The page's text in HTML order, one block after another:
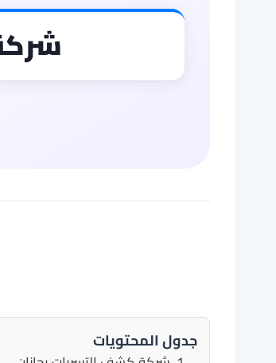
جدول المحتويات